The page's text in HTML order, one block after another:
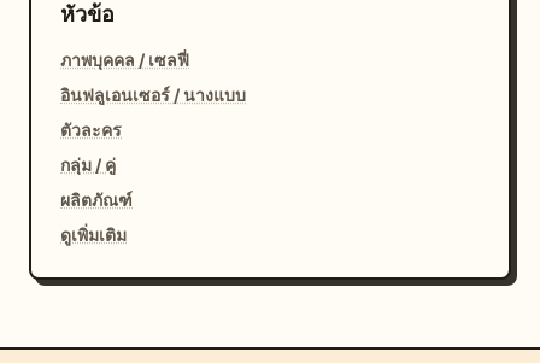
หัวข้อ
ภาพบุคคล / เซลฟี่
อินฟลูเอนเซอร์ / นางแบบ
ตัวละคร
กลุ่ม / คู่
ผลิตภัณฑ์
ดูเพิ่มเติม